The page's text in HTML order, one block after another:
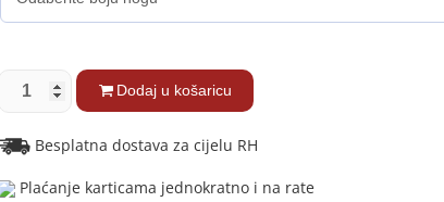
Dodaj u košaricu
Besplatna dostava za cijelu RH
Plaćanje karticama jednokratno i na rate